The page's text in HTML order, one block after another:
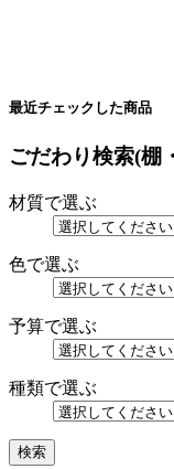
最近チェックした商品
ごだわり検索(棚
材質で選ぶ
色で選ぶ
予算で選ぶ
種類で選ぶ